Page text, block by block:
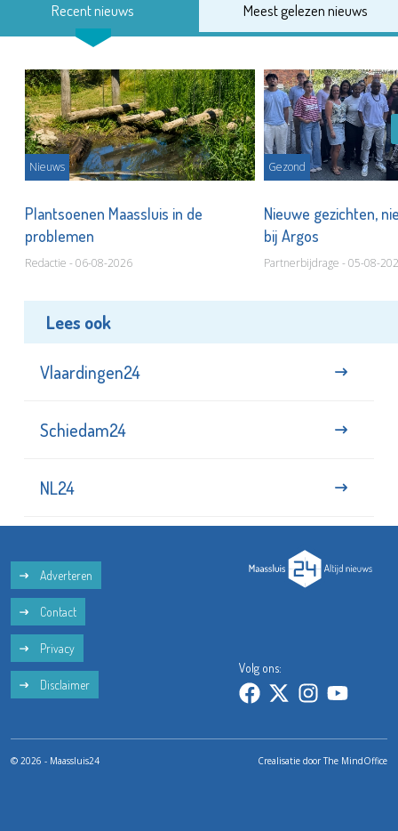
Recent nieuws Meest gelezen nieuws
Nieuws
Plantsoenen Maassluis in de
problemen
Redactie - 06-08-2026
Gezond
Nieuwe gezichten,
bij Argos
Partnerbijdrage - 05-08-
Lees ook
Vlaardingen24
Schiedam24
NL24
Adverteren
Contact
Privacy
Disclaimer
Volg ons:
© 2026 - Maassluis24 Crealisatie doorThe MindOffice